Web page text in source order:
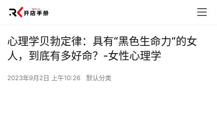
心理学贝勃定律：具有“黑色生命力“的女
人，到底有多好命？-女性心理学
2023年9月2日 上午10:26 默认分类